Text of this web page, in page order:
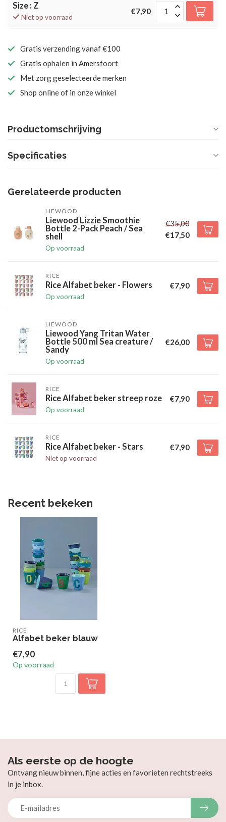
Size : Z
Niet op voorraad
€7,90
Gratis verzending vanaf €100
Gratis ophalen in Amersfoort
Met zorg geselecteerde merken
Shop online of in onze winkel
Productomschrijving
Specificaties
Gerelateerde producten
LIEWOOD
Liewood Lizzie Smoothie
Bottle 2-Pack Peach / Sea
shell
Op voorraad
€35,00
€17,50
RICE
Rice Alfabet beker - Flowers
Op voorraad
€7,90
LIEWOOD
Liewood Yang Tritan Water
Bottle 500 ml Sea creature /
Sandy
Op voorraad
€26,00
RICE
Rice Alfabet beker streep roze
Op voorraad
€7,90
RICE
Rice Alfabet beker - Stars
Niet op voorraad
€7,90
Recent bekeken
RICE
Alfabet beker blauw
€7,90
Op voorraad
Als eerste op de hoogte
Ontvang nieuw binnen, fijne acties en favorieten rechtstreeks
in je inbox.